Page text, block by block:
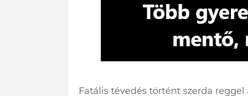
Fatális tévedés történt szerda